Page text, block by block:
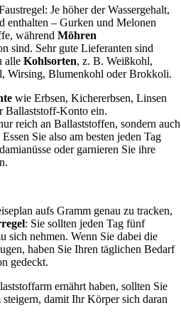
Je höher der Wassergehalt,
enthalten – Gurken und Melonen
während Möhren
sind. Sehr gute Lieferanten sind
alle Kohlsorten, z. B. Weißkohl,
Wirsing, Blumenkohl oder Brokkoli.
wie Erbsen, Kichererbsen, Linsen
Ballaststoff-Konto ein.
reich an Ballaststoffen, sondern auch
Sie also am besten jeden Tag
oder garnieren Sie ihre
aufs Gramm genau zu tracken,
: Sie sollten jeden Tag fünf
sich nehmen. Wenn Sie dabei die
haben Sie Ihren täglichen Bedarf
gedeckt.
ernährt haben, sollten Sie
damit Ihr Körper sich daran